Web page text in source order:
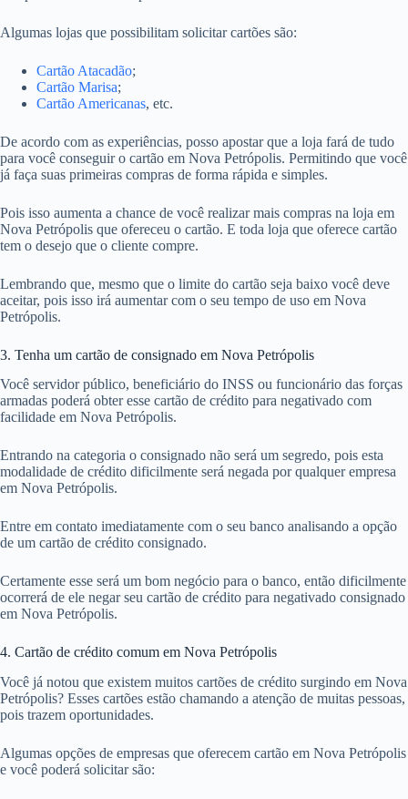
Algumas lojas que possibilitam solicitar cartões são:
Cartão Atacadão;
Cartão Marisa;
Cartão Americanas, etc.
De acordo com as experiências, posso apostar que a loja fará de tudo
para você conseguir o cartão em Nova Petrópolis. Permitindo que você
já faça suas primeiras compras de forma rápida e simples.
Pois isso aumenta a chance de você realizar mais compras na loja em
Nova Petrópolis que ofereceu o cartão. E toda loja que oferece cartão
tem o desejo que o cliente compre.
Lembrando que, mesmo que o limite do cartão seja baixo você deve
aceitar, pois isso irá aumentar com o seu tempo de uso em Nova
Petrópolis.
3. Tenha um cartão de consignado em Nova Petrópolis
Você servidor público, beneficiário do INSS ou funcionário das forças
armadas poderá obter esse cartão de crédito para negativado com
facilidade em Nova Petrópolis.
Entrando na categoria o consignado não será um segredo, pois esta
modalidade de crédito dificilmente será negada por qualquer empresa
em Nova Petrópolis.
Entre em contato imediatamente com o seu banco analisando a opção
de um cartão de crédito consignado.
Certamente esse será um bom negócio para o banco, então dificilmente
ocorrerá de ele negar seu cartão de crédito para negativado consignado
em Nova Petrópolis.
4. Cartão de crédito comum em Nova Petrópolis
Você já notou que existem muitos cartões de crédito surgindo em Nova
Petrópolis? Esses cartões estão chamando a atenção de muitas pessoas,
pois trazem oportunidades.
Algumas opções de empresas que oferecem cartão em Nova Petrópolis
e você poderá solicitar são: